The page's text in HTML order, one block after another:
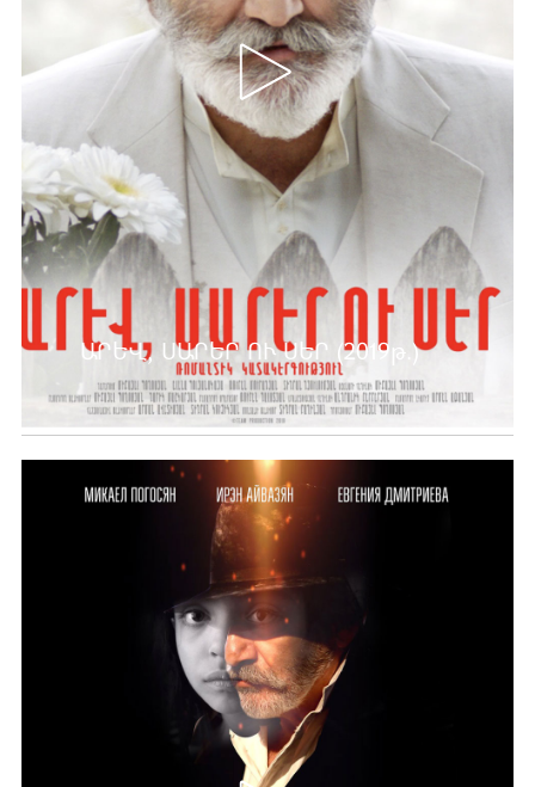
ԱՐԵՎ, ՍԱՐԵՐ ՈՒ ՍԵՐ (2019թ.)
Ավելին …